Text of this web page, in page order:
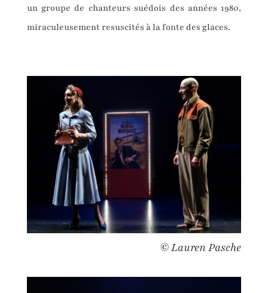
un groupe de chanteurs suédois des années 1980,
miraculeusement resuscités à la fonte des glaces.
© Lauren Pasche